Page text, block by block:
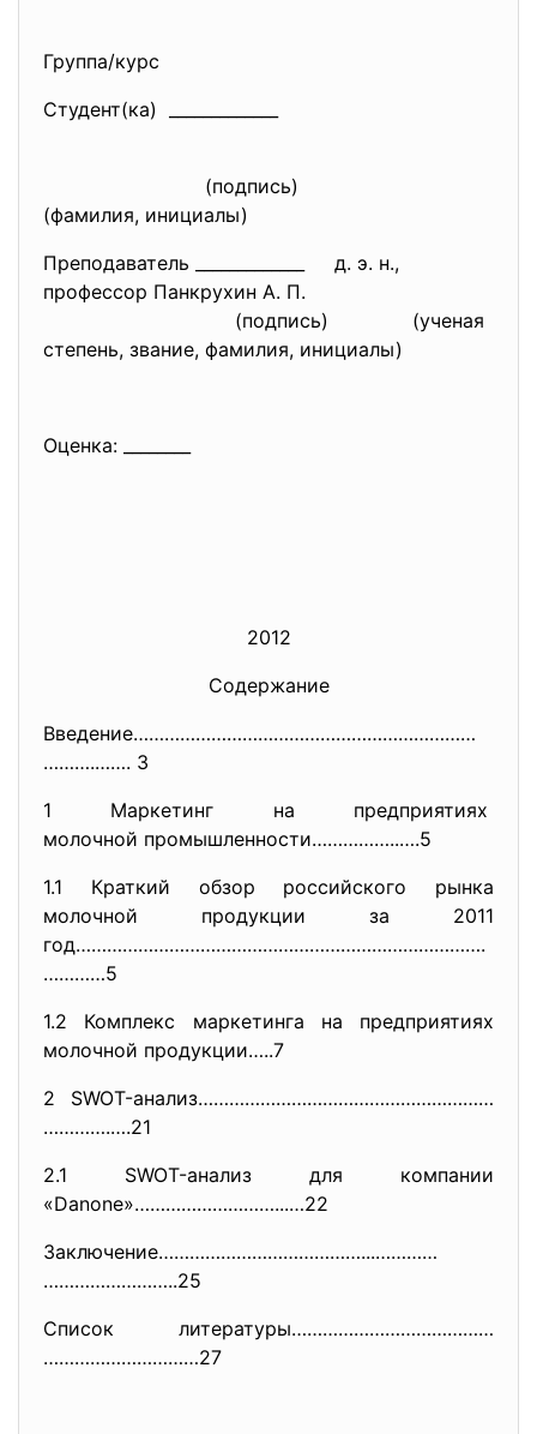
Группа/курс
Студент(ка) _____________
(подпись)
(фамилия, инициалы)
Преподаватель _____________ д. э. н.,
профессор Панкрухин А. П.
(подпись) (ученая
степень, звание, фамилия, инициалы)
Оценка: ________
2012
Содержание
Введение…………………………………………………………
……….……. 3
1 Маркетинг на предприятиях
молочной промышленности……………..….5
1.1 Краткий обзор российского рынка
молочной продукции за 2011
год…………………………………………………………………….
…………5
1.2 Комплекс маркетинга на предприятиях
молочной продукции…..7
2 SWOT-анализ…………………………………………………
………….….21
2.1 SWOT-анализ для компании
«Danone»………………………...…22
Заключение…………………………………...…………
……………………..25
Список литературы…………………………………
…………………………27